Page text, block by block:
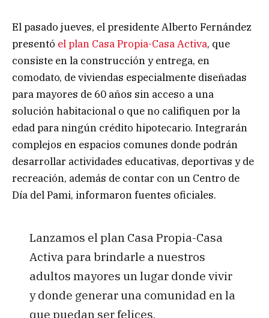
El pasado jueves, el presidente Alberto Fernández
presentó el plan Casa Propia-Casa Activa, que
consiste en la construcción y entrega, en
comodato, de viviendas especialmente diseñadas
para mayores de 60 años sin acceso a una
solución habitacional o que no califiquen por la
edad para ningún crédito hipotecario. Integrarán
complejos en espacios comunes donde podrán
desarrollar actividades educativas, deportivas y de
recreación, además de contar con un Centro de
Día del Pami, informaron fuentes oficiales.
Lanzamos el plan Casa Propia-Casa
Activa para brindarle a nuestros
adultos mayores un lugar donde vivir
y donde generar una comunidad en la
que puedan ser felices.